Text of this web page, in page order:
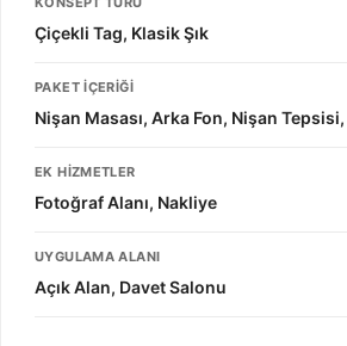
Çiçekli Tag, Klasik Şık
PAKET İÇERIĞI
Nişan Masası, Arka Fon, Nişan
EK HIZMETLER
Fotoğraf Alanı, Nakliye
UYGULAMA ALANI
Açık Alan, Davet Salonu